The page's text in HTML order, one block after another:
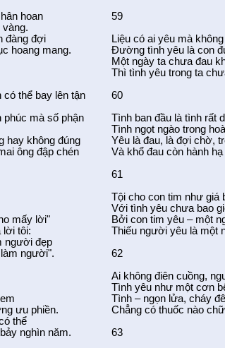
hoan
vàng.
đàng đợi
hoang mang.
thể bay lên tận
phúc mà số phận
hay không đúng
ông đập chén
mấy lời"
lời tôi:
người đẹp
người".
ưu phiền.
thể
nghìn năm.
59
Liệu có ai yêu mà
Đường tình yêu là con
Một ngày ta chưa đau
Thì tình yêu trong ta
60
Tình ban đầu là tình rất
Tình ngọt ngào trong
Yêu là đau, là đợi chờ,
Và khổ đau còn hành hạ
61
Tội cho con tim như giá
Với tình yêu chưa bao
Bởi con tim yêu – một
Thiếu người yêu là một
62
Ai không điên cuồng,
Tình yêu như một cơn
Tình – ngọn lửa, cháy
Chẳng có thuốc nào
63